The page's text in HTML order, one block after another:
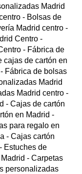
Madrid
- Bolsas de
Madrid centro -
Centro -
- Fábrica de
cajas de cartón en
- Fábrica de bolsas
Madrid
Madrid centro -
- Cajas de cartón
en Madrid -
para regalo en
- Cajas cartón
- Estuches de
- Carpetas
personalizadas